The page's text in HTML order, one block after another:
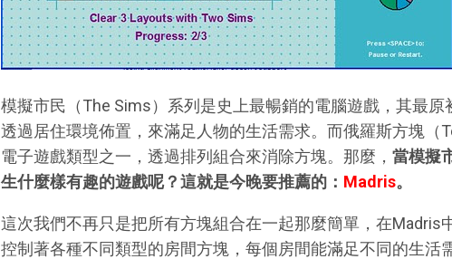
模擬市民（The Sims）系列是史上最暢銷的電腦遊戲，其最原
透過居住環境佈置，來滿足人物的生活需求。而俄羅斯方塊（
電子遊戲類型之一，透過排列組合來消除方塊。那麼， 當模擬
生什麼樣有趣的遊戲呢？這就是今晚要推薦的： Madris。
這次我們不再只是把所有方塊組合在一起那麼簡單，在Madris
控制著各種不同類型的房間方塊，每個房間能滿足不同的生活